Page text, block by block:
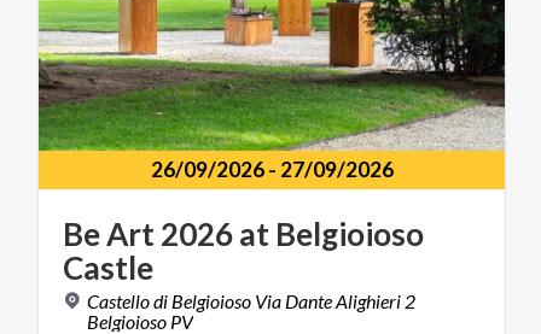
26/09/2026- 27/09/2026
BeArt2026at Belgioioso
Castle
Castello di Belgioioso Via Dante Alighieri 2
Belgioioso PV